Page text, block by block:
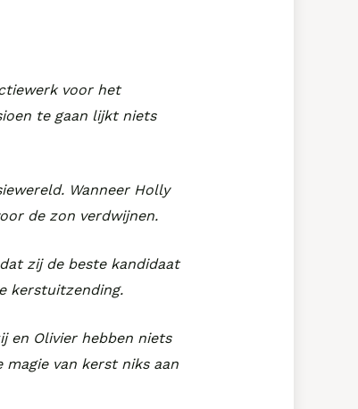
voor het
te gaan lijkt niets
Wanneer Holly
de zon verdwijnen.
zij de beste kandidaat
kerstuitzending.
en Olivier hebben niets
magie van kerst niks aan